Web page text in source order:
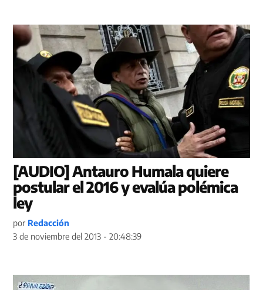
[AUDIO] Antauro Humala quiere
postular el 2016 y evalúa polémica
ley
por Redacción
3 de noviembre del 2013 - 20:48:39